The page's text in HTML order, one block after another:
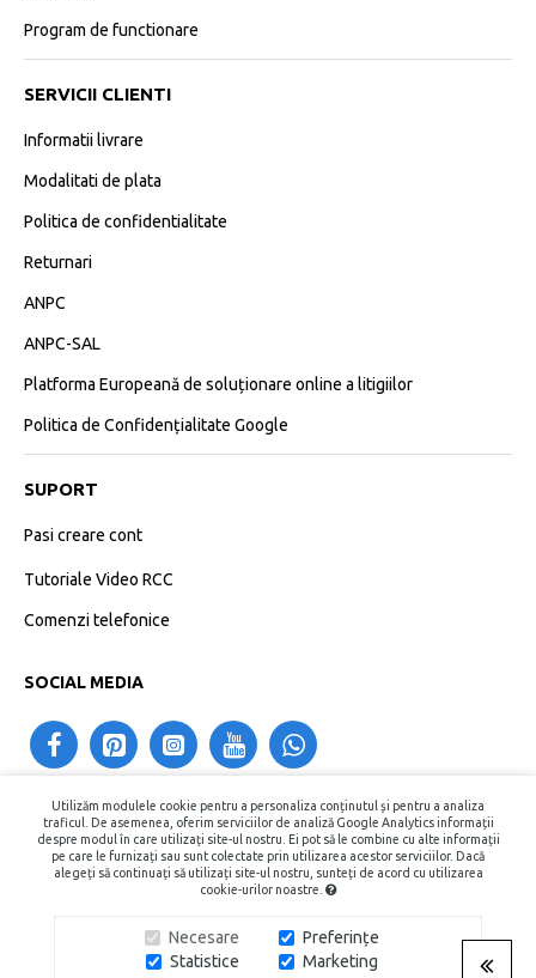
Utilizăm modulele cookie pentru a personaliza conținutul și pentru a analiza
traficul. De asemenea, oferim serviciilor de analiză Google Analytics informații
despre modul în care utilizați site-ul nostru. Ei pot să le combine cu alte informații
pe care le furnizați sau sunt colectate prin utilizarea acestor serviciilor. Dacă
alegeți să continuați să utilizați site-ul nostru, sunteți de acord cu utilizarea
cookie-urilor noastre.
Necesare
Preferințe
Statistice
Marketing
Program de functionare
SERVICII CLIENTI
Informatii livrare
Modalitati de plata
Politica de confidentialitate
Returnari
ANPC
ANPC-SAL
Platforma Europeană de soluționare online a litigiilor
Politica de Confidențialitate Google
SUPORT
Pasi creare cont
Tutoriale Video RCC
Comenzi telefonice
SOCIAL MEDIA
contact@recipientecosmetice.ro
+40730575557
Copyright © 2015 - 2026, Recipiente Cosmetice. Toate Drepturile